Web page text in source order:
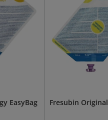
EasyBag Fresubin Original